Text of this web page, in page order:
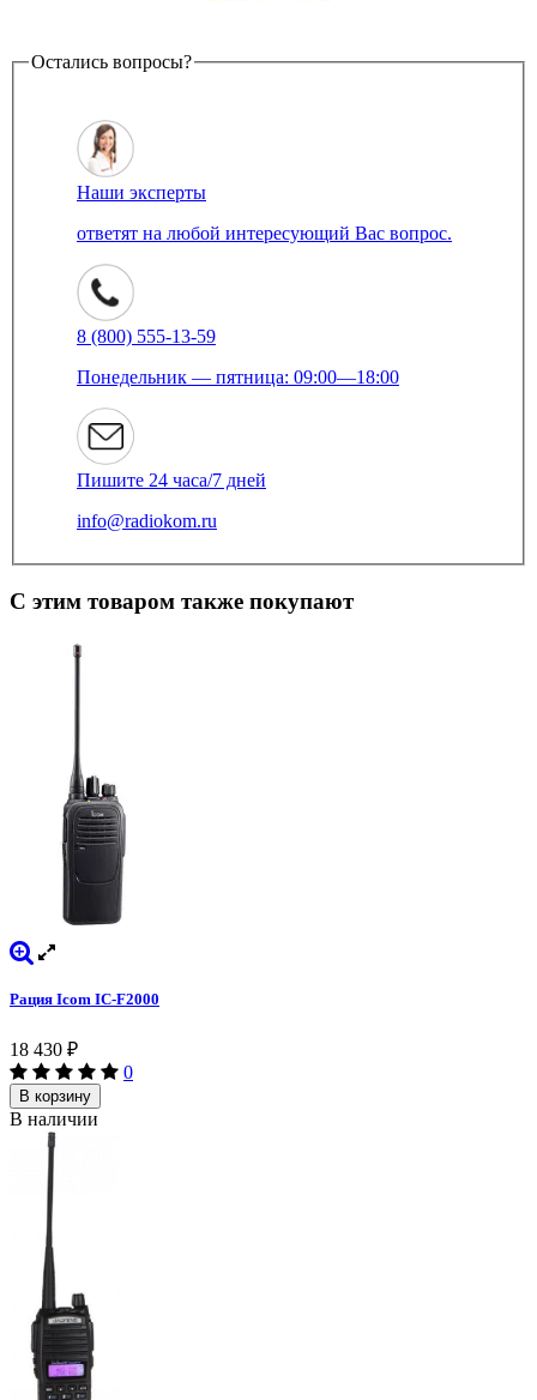
Остались вопросы?
Наши эксперты
ответят на любой интересующий Вас вопрос.
8 (800) 555-13-59
Понедельник — пятница: 09:00—18:00
Пишите 24 часа/7 дней
info@radiokom.ru
С этим товаром также покупают
Рация Icom IC-F2000
18 430 ₽
0
В корзину
В наличии